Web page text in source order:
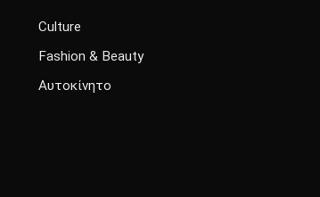
Culture
Fashion & Beauty
Αυτοκίνητο